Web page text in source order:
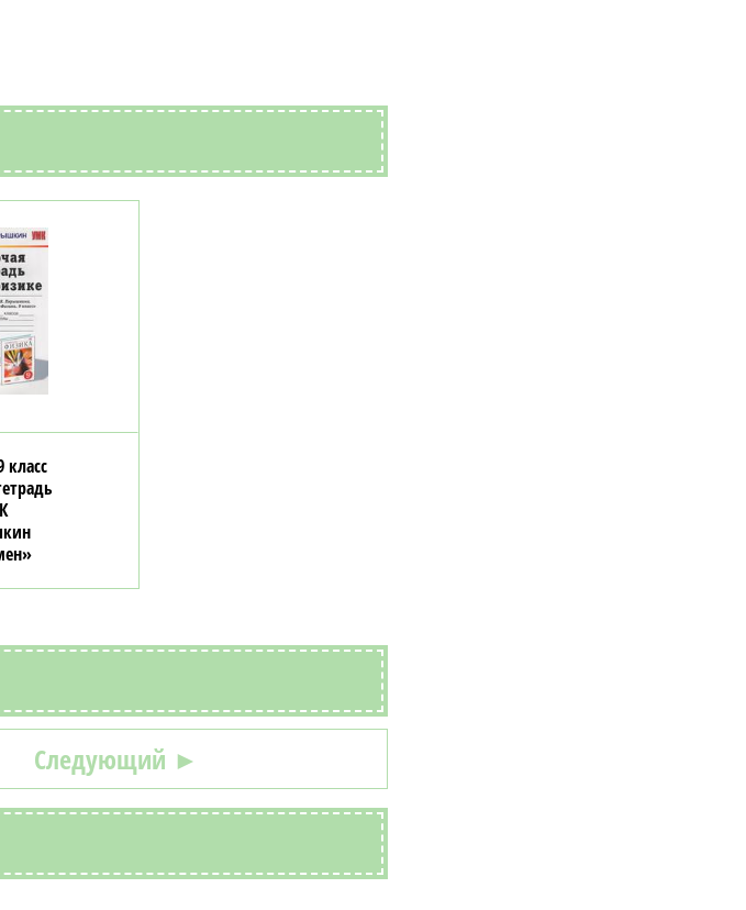
Следующий ►